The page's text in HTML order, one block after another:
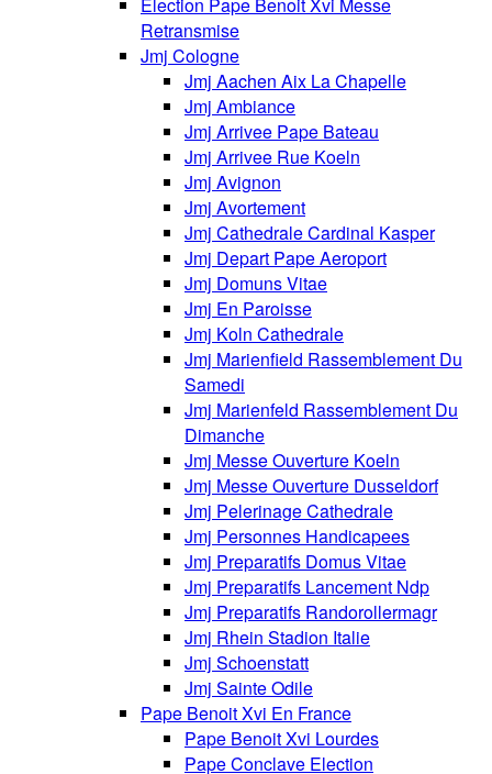
Election Pape Benoit Xvi Messe
Retransmise
Jmj Cologne
Jmj Aachen Aix La Chapelle
Jmj Ambiance
Jmj Arrivee Pape Bateau
Jmj Arrivee Rue Koeln
Jmj Avignon
Jmj Avortement
Jmj Cathedrale Cardinal Kasper
Jmj Depart Pape Aeroport
Jmj Domuns Vitae
Jmj En Paroisse
Jmj Koln Cathedrale
Jmj Marienfield Rassemblement Du
Samedi
Jmj Marienfeld Rassemblement Du
Dimanche
Jmj Messe Ouverture Koeln
Jmj Messe Ouverture Dusseldorf
Jmj Pelerinage Cathedrale
Jmj Personnes Handicapees
Jmj Preparatifs Domus Vitae
Jmj Preparatifs Lancement Ndp
Jmj Preparatifs Randorollermagr
Jmj Rhein Stadion Italie
Jmj Schoenstatt
Jmj Sainte Odile
Pape Benoit Xvi En France
Pape Benoit Xvi Lourdes
Pape Conclave Election